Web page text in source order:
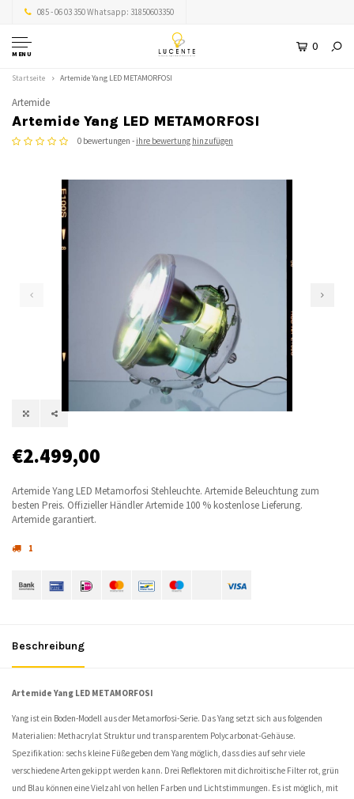
085 - 06 03 350 Whatsapp: 31850603350
MENU
0
Startseite Artemide Yang LED METAMORFOSI
Artemide
Artemide Yang LED METAMORFOSI
0 bewertungen - ihre bewertung hinzufügen
€2.499,00
Artemide Yang LED Metamorfosi Stehleuchte. Artemide Beleuchtung zum
besten Preis. Offizieller Händler Artemide 100 % kostenlose Lieferung.
Artemide garantiert.
1
Beschreibung
Artemide Yang LED METAMORFOSI
Yang ist ein Boden-Modell aus der Metamorfosi-Serie. Das Yang setzt sich aus folgenden
Materialien: Methacrylat Struktur und transparentem Polycarbonat-Gehäuse.
Spezifikation: sechs kleine Füße geben dem Yang möglich, dass dies auf sehr viele
verschiedene Arten gekippt werden kann. Drei Reflektoren mit dichroitische Filter rot, grün
und Blau können eine Vielzahl von hellen Farben und Lichtstimmungen. Es ist möglich, mit